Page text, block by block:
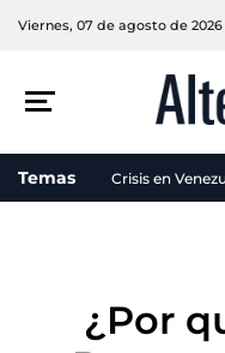
Viernes, 07 de agosto de 2026
Temas Crisis en
¿Por